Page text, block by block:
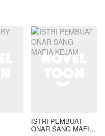
ISTRI PEMBUAT
ONAR SANG MAFIA